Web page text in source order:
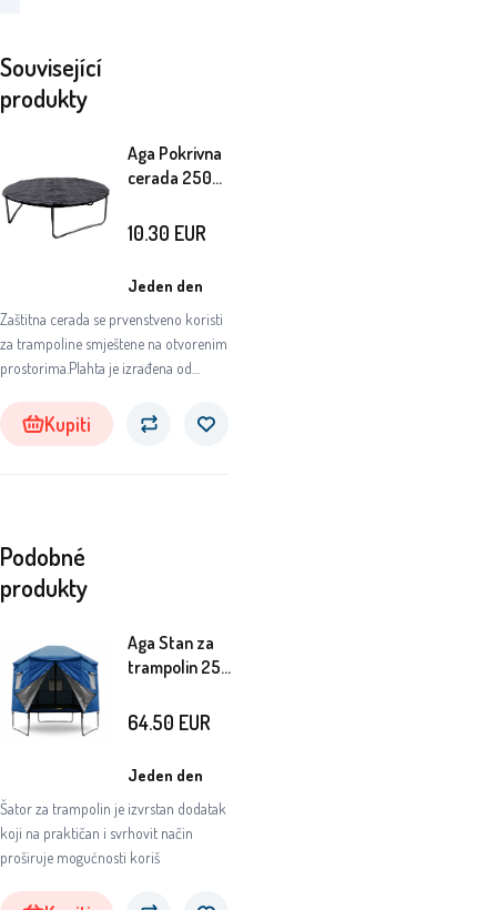
Související
produkty
Aga Pokrivna
cerada 250
Zaštitna cerada se prvenstveno koristi
za trampoline smještene na otvorenim
prostorima.Plahta je izrađena od
štiti odbojnu površinu trampolina od
svih nepovoljnih prirodnih utjecaja i
Jeden den
10.30 EUR
Kupiti
Podobné
produkty
Aga Stan za
trampolin 250
Šator za trampolin je izvrstan dodatak
koji na praktičan i svrhovit način
proširuje mogućnosti koriš
Jeden den
64.50 EUR